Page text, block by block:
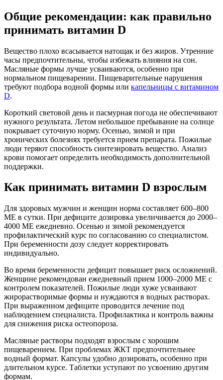
Общие рекомендации: как правильно
принимать витамин D
Вещество плохо всасывается натощак и без жиров. Утренние
часы предпочтительны, чтобы избежать влияния на сон.
Масляные формы лучше усваиваются, особенно при
нормальном пищеварении. Пищеварительные нарушения
требуют подбора водной формы или капельницы с витамином
D.
Короткий световой день и пасмурная погода не обеспечивают
нужного результата. Летом небольшое пребывание на солнце
покрывает суточную норму. Осенью, зимой и при
хронических болезнях требуется прием препарата. Пожилые
люди теряют способность синтезировать вещество. Анализ
крови помогает определить необходимость дополнительной
поддержки.
Как принимать витамин D взрослым
Для здоровых мужчин и женщин норма составляет 600–800
МЕ в сутки. При дефиците дозировка увеличивается до 2000–
4000 МЕ ежедневно. Осенью и зимой рекомендуется
профилактический курс по согласованию со специалистом.
При беременности дозу следует корректировать
индивидуально.
Во время беременности дефицит повышает риск осложнений.
Женщине рекомендован ежедневный прием 1000–2000 МЕ с
контролем показателей. Пожилые люди хуже усваивают
жирорастворимые формы и нуждаются в водных растворах.
При выраженном дефиците проводится лечение под
наблюдением специалиста. Профилактика и контроль важны
для снижения риска остеопороза.
Масляные растворы подходят взрослым с хорошим
пищеварением. При проблемах ЖКТ предпочтительнее
водный формат. Капсулы удобно дозировать, особенно при
длительном курсе. Таблетки уступают по усвоению другим
формам.